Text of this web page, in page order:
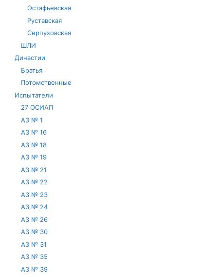
Остафьевская
Руставская
Серпуховская
ШЛИ
Династии
Братья
Потомственные
Испытатели
27 ОСИАП
АЗ № 1
АЗ № 16
АЗ № 18
АЗ № 19
АЗ № 21
АЗ № 22
АЗ № 23
АЗ № 24
АЗ № 26
АЗ № 30
АЗ № 31
АЗ № 35
АЗ № 39